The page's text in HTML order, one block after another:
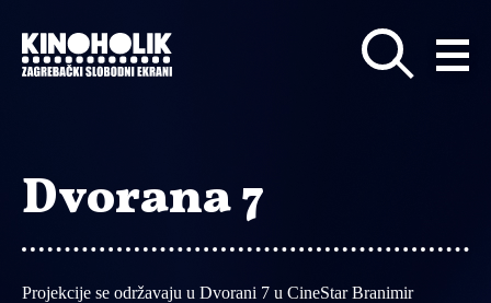
glavni
sadržaj
Dvorana 7
Projekcije se održavaju u Dvorani 7 u CineStar Branimir